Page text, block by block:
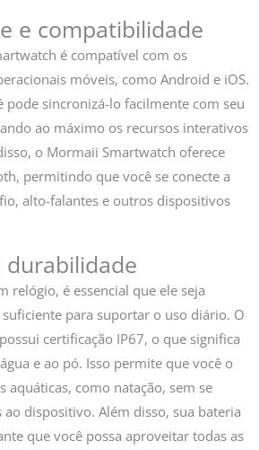
e compatibilidade
é compatível com os
móveis, como Android e iOS.
pode sincronizá-lo facilmente com seu
ao máximo os recursos interativos
o Mormaii Smartwatch oferece
permitindo que você se conecte a
alto-falantes e outros dispositivos
durabilidade
relógio, é essencial que ele seja
para suportar o uso diário. O
certificação IP67, o que significa
e ao pó. Isso permite que você o
aquáticas, como natação, sem se
dispositivo. Além disso, sua bateria
que você possa aproveitar todas as